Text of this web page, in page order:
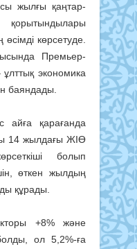
жылғы қаңтар-
көрсетуде.
Премьер-
экономика
баяндады.
айға қарағанда
14 жылдағы ЖІӨ
болып
өткен жылдың
ды құрады.
+8% және
ол 5,2%-ға